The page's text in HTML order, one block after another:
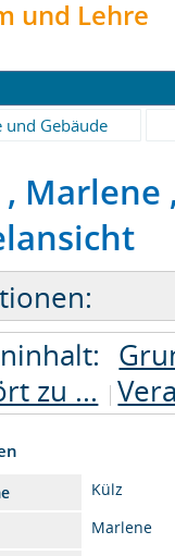
und Lehre
und Gebäude
, Marlene
zu ...
Külz
Marlene